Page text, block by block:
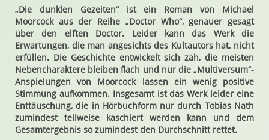
„Die dunklen Gezeiten“ ist ein Roman von Michael
Moorcock aus der Reihe „Doctor Who“, genauer gesagt
über den elften Doctor. Leider kann das Werk die
Erwartungen, die man angesichts des Kultautors hat, nicht
erfüllen. Die Geschichte entwickelt sich zäh, die meisten
Nebencharaktere bleiben flach und nur die „Multiversum“-
Anspielungen von Moorcock lassen ein wenig positive
Stimmung aufkommen. Insgesamt ist das Werk leider eine
Enttäuschung, die in Hörbuchform nur durch Tobias Nath
zumindest teilweise kaschiert werden kann und dem
Gesamtergebnis so zumindest den Durchschnitt rettet.